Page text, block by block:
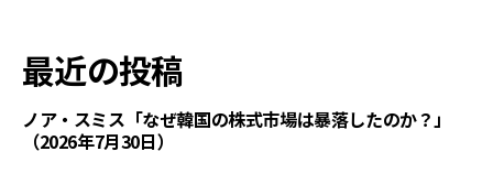
最近の投稿
ノア・スミス「なぜ韓国の株式市場は暴落したのか？」
（2026年7月30日）